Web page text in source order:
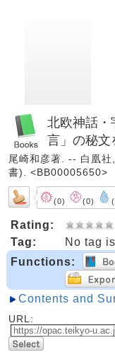
北欧神話・
言」の秘文
尾崎和彦著. -- 白凰
書). <BB00005650>
(0) (0)
Rating:
Tag:
No tag
Functions:
Contents and
URL: